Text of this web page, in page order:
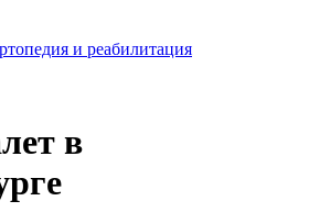
и реабилитация
в